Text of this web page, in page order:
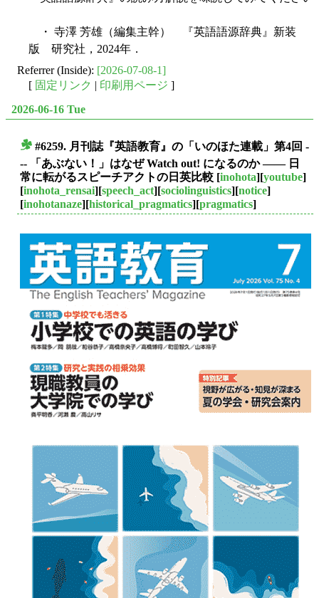
・ 寺澤 芳雄（編集主幹） 『英語語源辞典』新装
版 研究社，2024年．
Referrer (Inside): [2026-07-08-1]
[ 固定リンク | 印刷用ページ ]
2026-06-16 Tue
#6259. 月刊誌『英語教育』の「いのほた連載」第4回 -
-- 「あぶない！」はなぜ Watch out! になるのか ―― 日
常に転がるスピーチアクトの日英比較 [inohota][youtube]
[inohota_rensai][speech_act][sociolinguistics][notice]
[inohotanaze][historical_pragmatics][pragmatics]